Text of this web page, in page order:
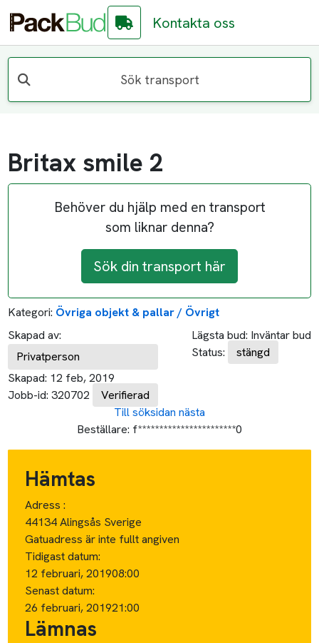
Kontakta oss
Sök transport
Britax smile 2
Behöver du hjälp med en transport
som liknar denna?
Sök din transport här
Kategori: Övriga objekt & pallar / Övrigt
Skapad av:
Privatperson
Skapad: 12 feb, 2019
Jobb-id: 320702 Verifierad
Lägsta bud: Inväntar bud
Status:
stängd
Till söksidan nästa
Beställare: f***********************0
Hämtas
Adress :
44134 Alingsås Sverige
Gatuadress är inte fullt angiven
Tidigast datum:
12 februari, 201908:00
Senast datum:
26 februari, 201921:00
Lämnas